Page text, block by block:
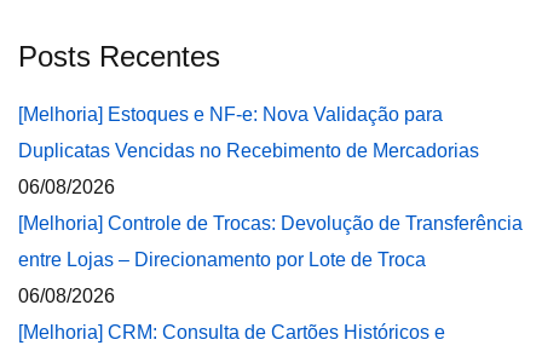
Posts Recentes
[Melhoria] Estoques e NF-e: Nova Validação para
Duplicatas Vencidas no Recebimento de Mercadorias
06/08/2026
[Melhoria] Controle de Trocas: Devolução de Transferência
entre Lojas – Direcionamento por Lote de Troca
06/08/2026
[Melhoria] CRM: Consulta de Cartões Históricos e